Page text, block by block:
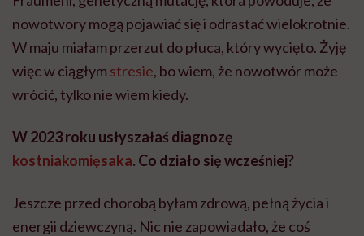
nowotwory mogą pojawiać się i odrastać wielokrotnie.
W maju miałam przerzut do płuca, który wycięto. Żyję
więc w ciągłymstresie, bo wiem, że nowotwór może
wrócić, tylko nie wiem kiedy.
W 2023 roku usłyszałaś diagnozę
kostniakomięsaka. Co działo się wcześniej?
Jeszcze przed chorobą byłam zdrową, pełną życia i
energii dziewczyną. Nic nie zapowiadało, że coś